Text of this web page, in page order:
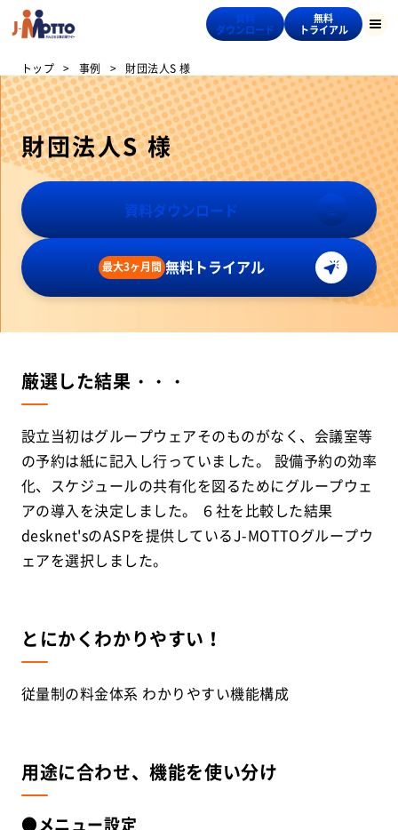
資料
ダウンロード
無料
トライアル
トップ 事例 財団法人S 様
財団法人S 様
資料ダウンロード
最大3ヶ月間 無料トライアル
厳選した結果・・・
設立当初はグループウェアそのものがなく、会議室等
の予約は紙に記入し行っていました。 設備予約の効率
化、スケジュールの共有化を図るためにグループウェ
アの導入を決定しました。 ６社を比較した結果
desknet'sのASPを提供しているJ-MOTTOグループウ
ェアを選択しました。
とにかくわかりやすい！
従量制の料金体系 わかりやすい機能構成
用途に合わせ、機能を使い分け
●メニュー設定